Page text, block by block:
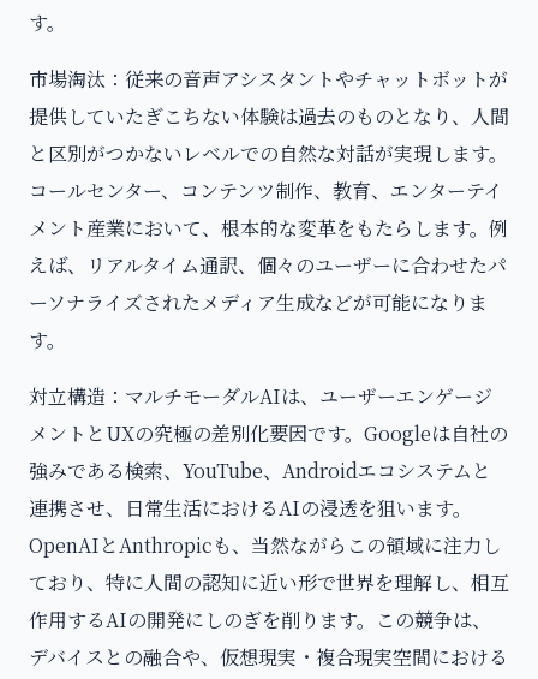
す。
市場淘汰：従来の音声アシスタントやチャットボットが
提供していたぎこちない体験は過去のものとなり、人間
と区別がつかないレベルでの自然な対話が実現します。
コールセンター、コンテンツ制作、教育、エンターテイ
メント産業において、根本的な変革をもたらします。例
えば、リアルタイム通訳、個々のユーザーに合わせたパ
ーソナライズされたメディア生成などが可能になりま
す。
対立構造：マルチモーダルAIは、ユーザーエンゲージ
メントとUXの究極の差別化要因です。Googleは自社の
強みである検索、YouTube、Androidエコシステムと
連携させ、日常生活におけるAIの浸透を狙います。
OpenAIとAnthropicも、当然ながらこの領域に注力し
ており、特に人間の認知に近い形で世界を理解し、相互
作用するAIの開発にしのぎを削ります。この競争は、
デバイスとの融合や、仮想現実・複合現実空間における